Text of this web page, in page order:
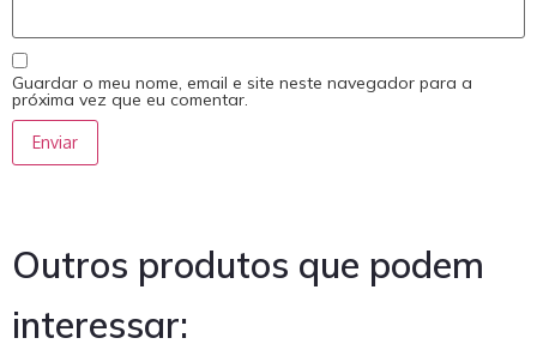
Guardar o meu nome, email e site neste navegador para a
próxima vez que eu comentar.
Outros produtos que podem
interessar: